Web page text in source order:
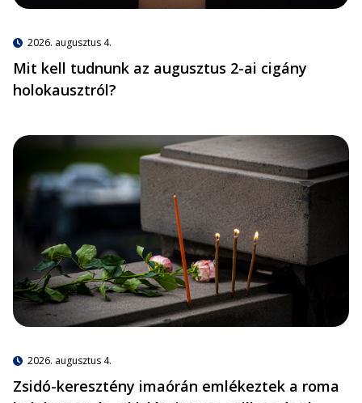
2026. augusztus 4.
Mit kell tudnunk az augusztus 2-ai cigány
holokausztról?
2026. augusztus 4.
Zsidó-keresztény imaórán emlékeztek a roma